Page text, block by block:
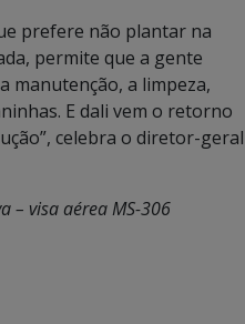
prefere não plantar na
permite que a gente
manutenção, a limpeza,
E dali vem o retorno
celebra o diretor-geral
– visa aérea MS-306